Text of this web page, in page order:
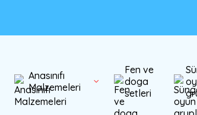
Anasınıfı
Malzemeleri
Fen ve
doga
setleri